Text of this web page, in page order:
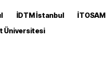
İDTM İstanbul İTOSAM
Üniversitesi